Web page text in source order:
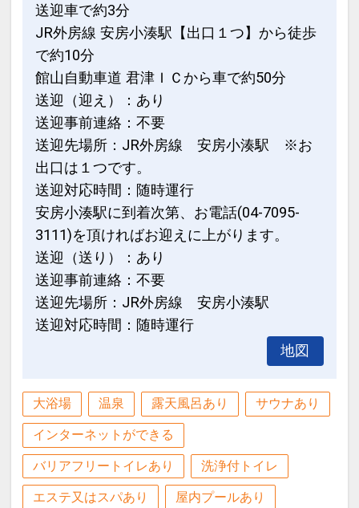
30日
インターネットコース番号：DP-1-
17538647
送迎車で約3分
JR外房線 安房小湊駅【出口１つ】から徒歩
で約10分
館山自動車道 君津ＩＣから車で約50分
送迎（迎え）：あり
送迎事前連絡：不要
送迎先場所：JR外房線 安房小湊駅 ※お
出口は１つです。
送迎対応時間：随時運行
安房小湊駅に到着次第、お電話(04-7095-
3111)を頂ければお迎えに上がります。
送迎（送り）：あり
送迎事前連絡：不要
送迎先場所：JR外房線 安房小湊駅
送迎対応時間：随時運行
地図
大浴場 温泉 露天風呂あり サウナあり
インターネットができる
バリアフリートイレあり 洗浄付トイレ
エステ又はスパあり 屋内プールあり